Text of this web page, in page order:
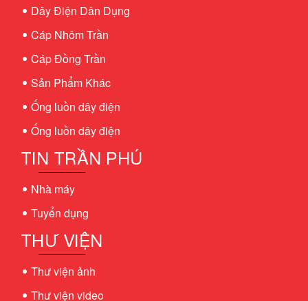
Dây Điện Dân Dụng
Cáp Nhôm Trần
Cáp Đồng Trần
Sản Phẩm Khác
Ống luồn dây điện
Ống luồn dây điện
TIN TRẦN PHÚ
Nhà máy
Tuyển dụng
THƯ VIỆN
Thư viện ảnh
Thư viện video